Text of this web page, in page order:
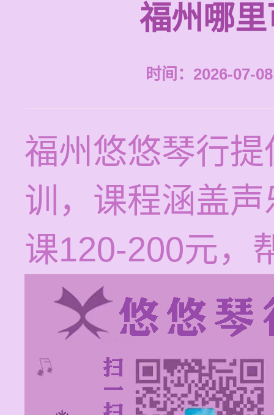
福州哪
时间：2026-07-
福州悠悠琴行
训，课程涵盖
课120-200元，